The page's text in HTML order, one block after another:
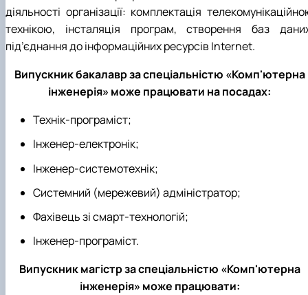
діяльності організації: комплектація
технікою, інсталяція програм, створення баз
під’єднання до інформаційних ресурсів Internet.
Випускник бакалавр за спеціальністю «Комп'ютерна
інженерія» може працювати на посадах:
Технік-програміст;
Інженер-електронік;
Інженер-системотехнік;
Системний (мережевий) адміністратор;
Фахівець зі смарт-технологій;
Інженер-програміст.
Випускник магістр за спеціальністю «Комп'ютерна
інженерія» може працювати: